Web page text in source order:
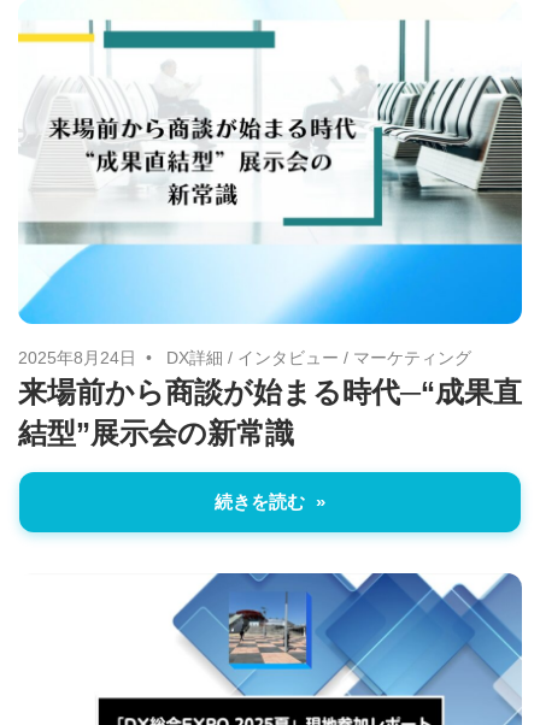
2025年8月24日 DX詳細 / インタビュー / マーケティング
来場前から商談が始まる時代─“成果直
結型”展示会の新常識
続きを読む